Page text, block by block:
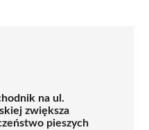
na ul.
zwiększa
pieszych